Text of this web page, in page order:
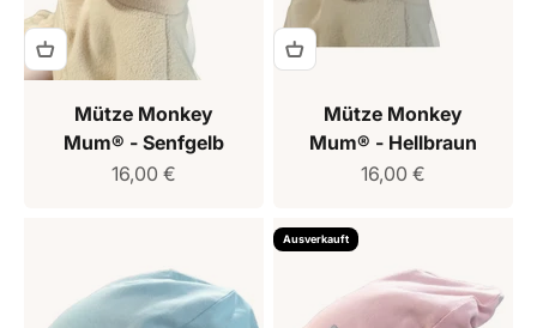
Mütze Monkey
Mum® - Senfgelb
Verkaufspreis
16,00 €
Mütze Monkey
Mum® - Hellbraun
Verkaufspreis
16,00 €
Ausverkauft